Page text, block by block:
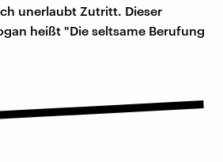
unerlaubt Zutritt. Dieser
heißt "Die seltsame Berufung